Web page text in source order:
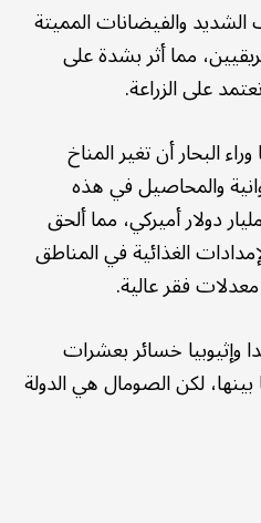
والفيضانات المميتة
مما أثر بشدة على
على الزراعة.
البحار أن تغير المناخ
والمحاصيل في هذه
بما لا يقل عن 11.5 مليار دولار أميركي، مما ألحق
الغذائية في المناطق
فقر عالية.
وإثيوبيا خسائر بعشرات
لكن الصومال هي الدولة